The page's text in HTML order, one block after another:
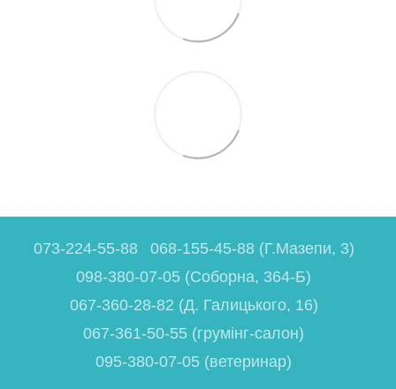
073-224-55-88
068-155-45-88 (Г.Мазепи, 3)
098-380-07-05 (Соборна, 364-Б)
067-360-28-82 (Д. Галицького, 16)
067-361-50-55 (грумінг-салон)
095-380-07-05 (ветеринар)